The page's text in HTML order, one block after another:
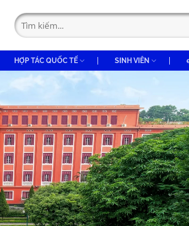
HỢP TÁC QUỐC TẾ SINH VIÊN